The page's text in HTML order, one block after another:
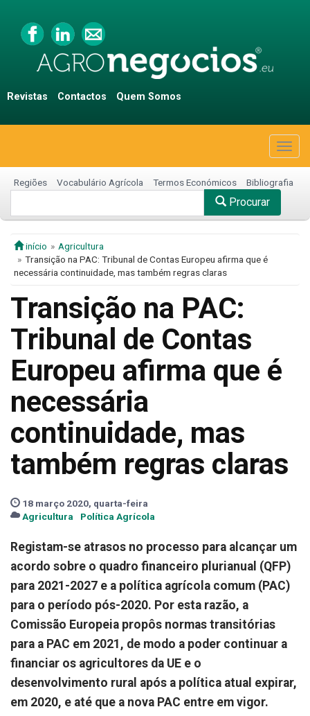
Revistas Contactos Quem Somos
Regiões Vocabulário Agrícola Termos Económicos Bibliografia
Procurar
início
Agricultura
Transição na PAC: Tribunal de Contas Europeu afirma que é
necessária continuidade, mas também regras claras
Transição na PAC:
Tribunal de Contas
Europeu afirma que é
necessária
continuidade, mas
também regras claras
18 março 2020, quarta-feira
Agricultura
Política Agrícola
Registam-se atrasos no processo para alcançar um
acordo sobre o quadro financeiro plurianual (QFP)
para 2021-2027 e a política agrícola comum (PAC)
para o período pós-2020. Por esta razão, a
Comissão Europeia propôs normas transitórias
para a PAC em 2021, de modo a poder continuar a
financiar os agricultores da UE e o
desenvolvimento rural após a política atual expirar,
em 2020, e até que a nova PAC entre em vigor.